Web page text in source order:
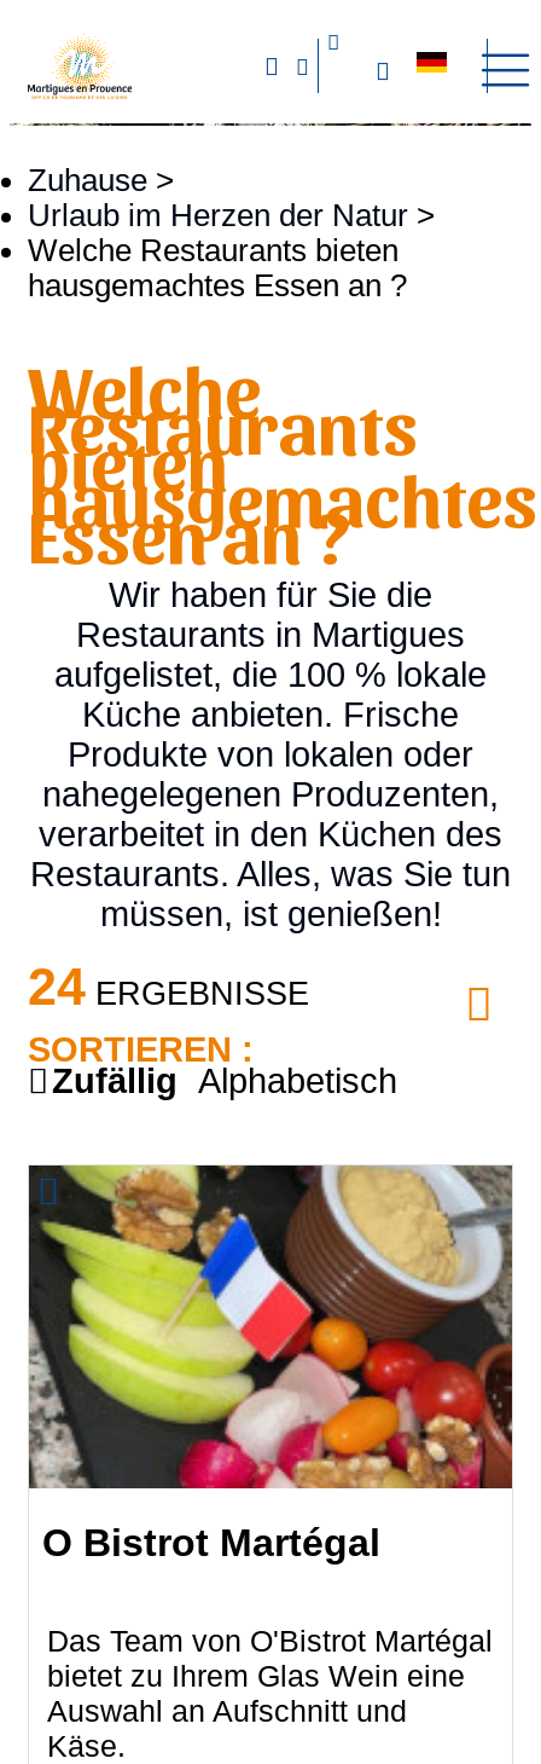
Zuhause >
Urlaub im Herzen der Natur >
Welche Restaurants bieten
hausgemachtes Essen an ?
Welche
Restaurants
bieten
hausgemachtes
Essen an ?
Wir haben für Sie die
Restaurants in Martigues
aufgelistet, die 100 % lokale
Küche anbieten. Frische
Produkte von lokalen oder
nahegelegenen Produzenten,
verarbeitet in den Küchen des
Restaurants. Alles, was Sie tun
müssen, ist genießen!
24 ERGEBNISSE
SORTIEREN :
Zufällig
Alphabetisch
O Bistrot Martégal
Das Team von O'Bistrot Martégal
bietet zu Ihrem Glas Wein eine
Auswahl an Aufschnitt und
Käse.